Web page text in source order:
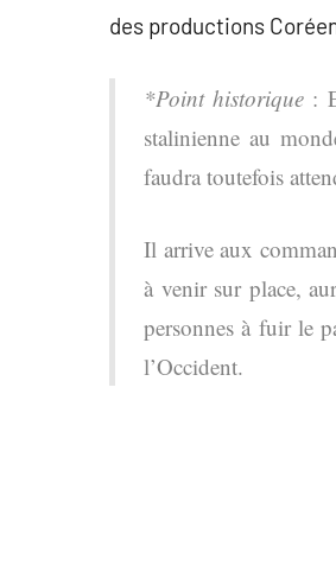
des productions
*Point historique :
stalinienne au
faudra toutefois
Il arrive aux
à venir sur place,
personnes à fuir le
l’Occident.